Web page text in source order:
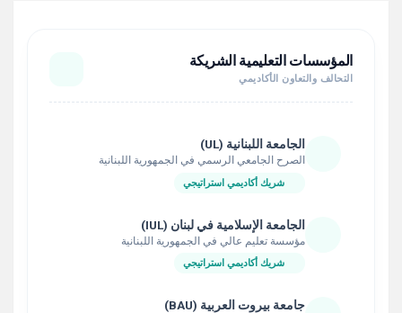
المؤسسات التعليمية الشريكة
التحالف والتعاون الأكاديمي
الجامعة اللبنانية (UL)
الصرح الجامعي الرسمي في الجمهورية اللبنانية
شريك أكاديمي استراتيجي
الجامعة الإسلامية في لبنان (IUL)
مؤسسة تعليم عالي في الجمهورية اللبنانية
شريك أكاديمي استراتيجي
جامعة بيروت العربية (BAU)